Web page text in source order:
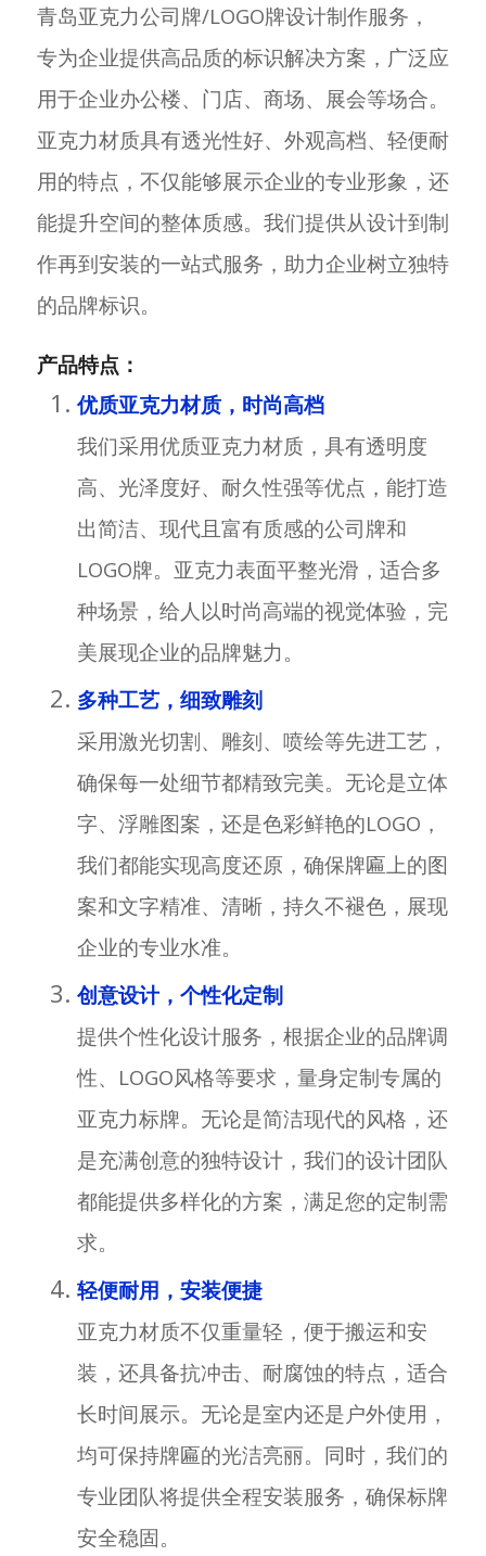
青岛亚克力公司牌/LOGO牌设计制作服务，
专为企业提供高品质的标识解决方案，广泛应
用于企业办公楼、门店、商场、展会等场合。
亚克力材质具有透光性好、外观高档、轻便耐
用的特点，不仅能够展示企业的专业形象，还
能提升空间的整体质感。我们提供从设计到制
作再到安装的一站式服务，助力企业树立独特
的品牌标识。
产品特点：
优质亚克力材质，时尚高档
我们采用优质亚克力材质，具有透明度
高、光泽度好、耐久性强等优点，能打造
出简洁、现代且富有质感的公司牌和
LOGO牌。亚克力表面平整光滑，适合多
种场景，给人以时尚高端的视觉体验，完
美展现企业的品牌魅力。
多种工艺，细致雕刻
采用激光切割、雕刻、喷绘等先进工艺，
确保每一处细节都精致完美。无论是立体
字、浮雕图案，还是色彩鲜艳的LOGO，
我们都能实现高度还原，确保牌匾上的图
案和文字精准、清晰，持久不褪色，展现
企业的专业水准。
创意设计，个性化定制
提供个性化设计服务，根据企业的品牌调
性、LOGO风格等要求，量身定制专属的
亚克力标牌。无论是简洁现代的风格，还
是充满创意的独特设计，我们的设计团队
都能提供多样化的方案，满足您的定制需
求。
轻便耐用，安装便捷
亚克力材质不仅重量轻，便于搬运和安
装，还具备抗冲击、耐腐蚀的特点，适合
长时间展示。无论是室内还是户外使用，
均可保持牌匾的光洁亮丽。同时，我们的
专业团队将提供全程安装服务，确保标牌
安全稳固。